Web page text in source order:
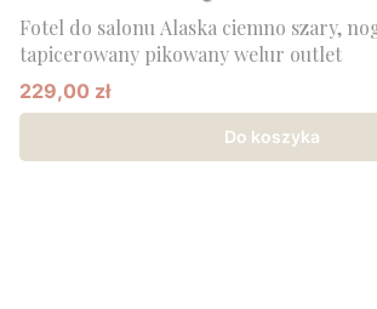
Fotel do salonu Alaska ciemno szary,
tapicerowany pikowany welur outlet
Cena promocyjna
229,00 zł
Do koszyka